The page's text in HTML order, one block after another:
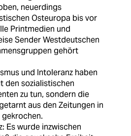
neuerdings
Osteuropa bis vor
Printmedien und
Sender Westdeutschen
gehört
und Intoleranz haben
den sozialistischen
zu tun, sondern die
aus den Zeitungen in
Es wurde inzwischen